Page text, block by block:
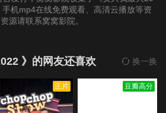
第20220125期 第20220126期
第20220208期 第20220209期
机mp4在线免费观看、高清云播放等资
源请联系窝窝影院。
》的网友还喜欢 换一换
正片 豆瓣高分